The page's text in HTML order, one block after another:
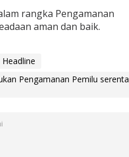
rangka Pengamanan
aman dan baik.
Headline
Pengamanan Pemilu serenta